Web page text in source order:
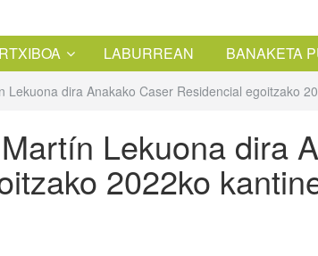
LABURREAN BANAKETA
Lekuona dira Anakako Caser Residencial egoitzako
Lekuona dira
2022ko